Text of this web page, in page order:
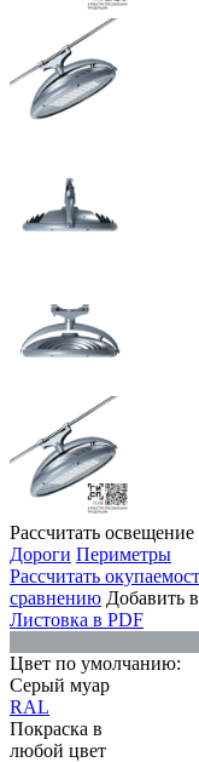
Рассчитать освещение
Дороги Периметры
Рассчитать
сравнению Добавить
Листовка в PDF
Цвет по умолчанию:
Серый муар
RAL
Покраска в
любой цвет